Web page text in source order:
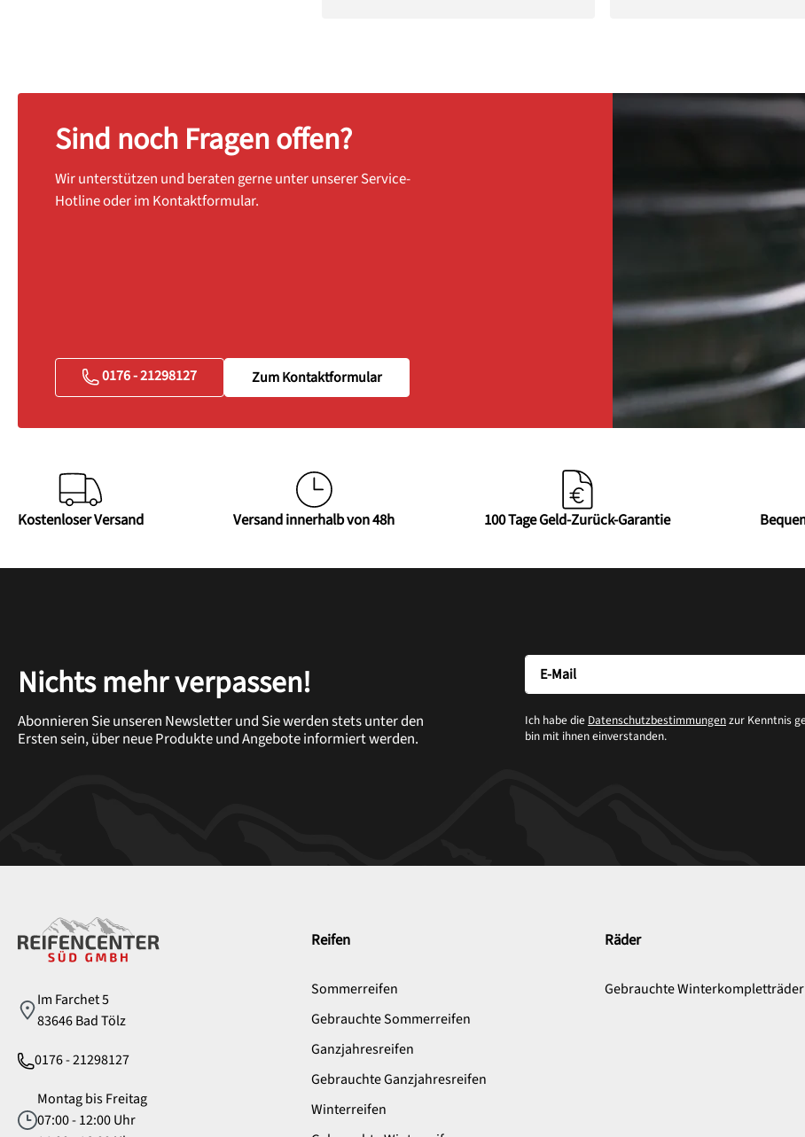
Sind noch Fragen offen?
Wir unterstützen und beraten gerne unter unserer Service-
Hotline oder im Kontaktformular.
0176 - 21298127 Zum Kontaktformular
Kostenloser Versand Versand innerhalb von 48h 100 Tage Geld-Zurück-Garantie
Nichts mehr verpassen!
Abonnieren Sie unseren Newsletter und Sie werden stets unter den
Ersten sein, über neue Produkte und Angebote informiert werden.
Ich habe die Datenschutzbestimmungenzur Kenntnis
bin mit ihnen einverstanden.
Im Farchet 5
83646 Bad Tölz
0176 - 21298127
Montag bis Freitag
07:00 - 12:00 Uhr
Reifen
Sommerreifen
Gebrauchte Sommerreifen
Ganzjahresreifen
Gebrauchte Ganzjahresreifen
Winterreifen
Räder
Gebrauchte Winterkompletträder